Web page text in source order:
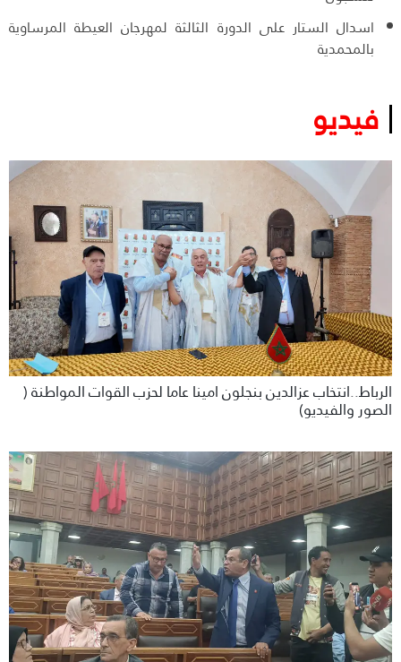
اسدال الستار على الدورة الثالثة لمهرجان العيطة المرساوية
بالمحمدية
فيديو
الرباط..انتخاب عزالدين بنجلون امينا عاما لحزب القوات المواطنة (
الصور والفيديو)